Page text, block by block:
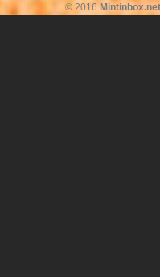
© 2016 Mintinbox.net